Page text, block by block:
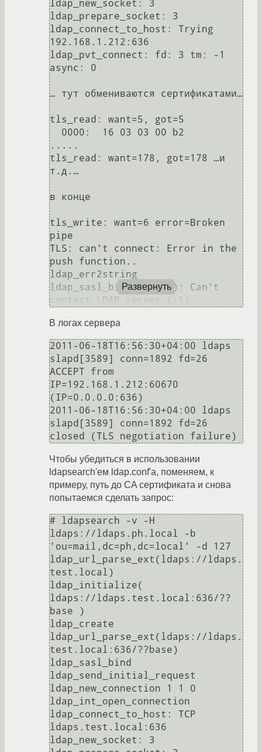
ldap_new_socket: 3
ldap_prepare_socket: 3
ldap_connect_to_host: Trying
192.168.1.212:636
ldap_pvt_connect: fd: 3 tm: -1
async: 0
… тут обмениваются сертификатами…
tls_read: want=5, got=5
.....
tls_read: want=178, got=178 …и
т.д.…
в конце
tls_write: want=6 error=Broken
pipe
TLS: can't connect: Error in the
push function..
ldap_err2string
ldap_sasl_bind(SIMPLE): Can't
contact LDAP server (-1)
Развернуть
В логах сервера
2011-06-18T16:56:30+04:00 ldaps
slapd[3589] conn=1892 fd=26
ACCEPT from
IP=192.168.1.212:60670
(IP=0.0.0.0:636)
2011-06-18T16:56:30+04:00 ldaps
slapd[3589] conn=1892 fd=26
closed (TLS negotiation failure)
Чтобы убедиться в использовании
ldapsearch'ем ldap.conf'а, поменяем, к
примеру, путь до CA сертификата и снова
попытаемся сделать запрос:
# ldapsearch -v -H
ldaps://ldaps.ph.local -b
'ou=mail,dc=ph,dc=local' -d 127
ldap_url_parse_ext(ldaps://ldaps.
test.local)
ldap_initialize(
ldaps://ldaps.test.local:636/??
base )
ldap_create
ldap_url_parse_ext(ldaps://ldaps.
test.local:636/??base)
ldap_sasl_bind
ldap_send_initial_request
ldap_new_connection 1 1 0
ldap_int_open_connection
ldap_connect_to_host: TCP
ldaps.test.local:636
ldap_new_socket: 3